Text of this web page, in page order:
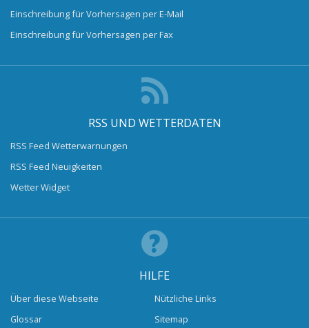
Einschreibung für Vorhersagen per E-Mail
Einschreibung für Vorhersagen per Fax
RSS UND WETTERDATEN
RSS Feed Wetterwarnungen
RSS Feed Neuigkeiten
Wetter Widget
HILFE
Über diese Webseite
Glossar
Nützliche Links
Sitemap